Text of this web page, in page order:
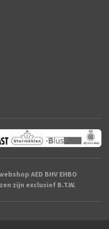
AED BHV EHBO
zijn exclusief B.T.W.